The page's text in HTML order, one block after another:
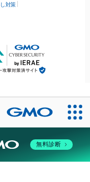
対策
無料診断